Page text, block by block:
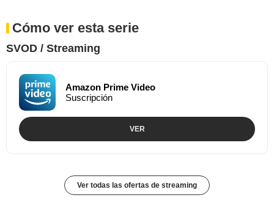
Cómo ver esta serie
SVOD / Streaming
Amazon Prime Video
Suscripción
VER
Ver todas las ofertas de streaming